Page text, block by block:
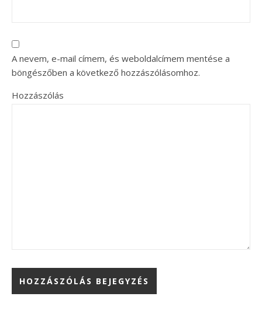
A nevem, e-mail címem, és weboldalcímem mentése a
böngészőben a következő hozzászólásomhoz.
Hozzászólás